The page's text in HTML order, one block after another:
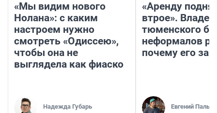
«Мы видим нового
Нолана»: с каким
настроем нужно
смотреть «Одиссею»,
чтобы она не
выглядела как фиаско
Надежда Губарь
«Аренду
втрое».
тюменского
неформалов
почему его
Евгений